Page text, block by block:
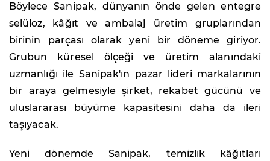
Böylece Sanipak, dünyanın önde gelen entegre
selüloz, kâğıt ve ambalaj üretim gruplarından
birinin parçası olarak yeni bir döneme giriyor.
Grubun küresel ölçeği ve üretim alanındaki
uzmanlığı ile Sanipak'ın pazar lideri markalarının
bir araya gelmesiyle şirket, rekabet gücünü ve
uluslararası büyüme kapasitesini daha da ileri
taşıyacak.
Yeni dönemde Sanipak, temizlik kâğıtları